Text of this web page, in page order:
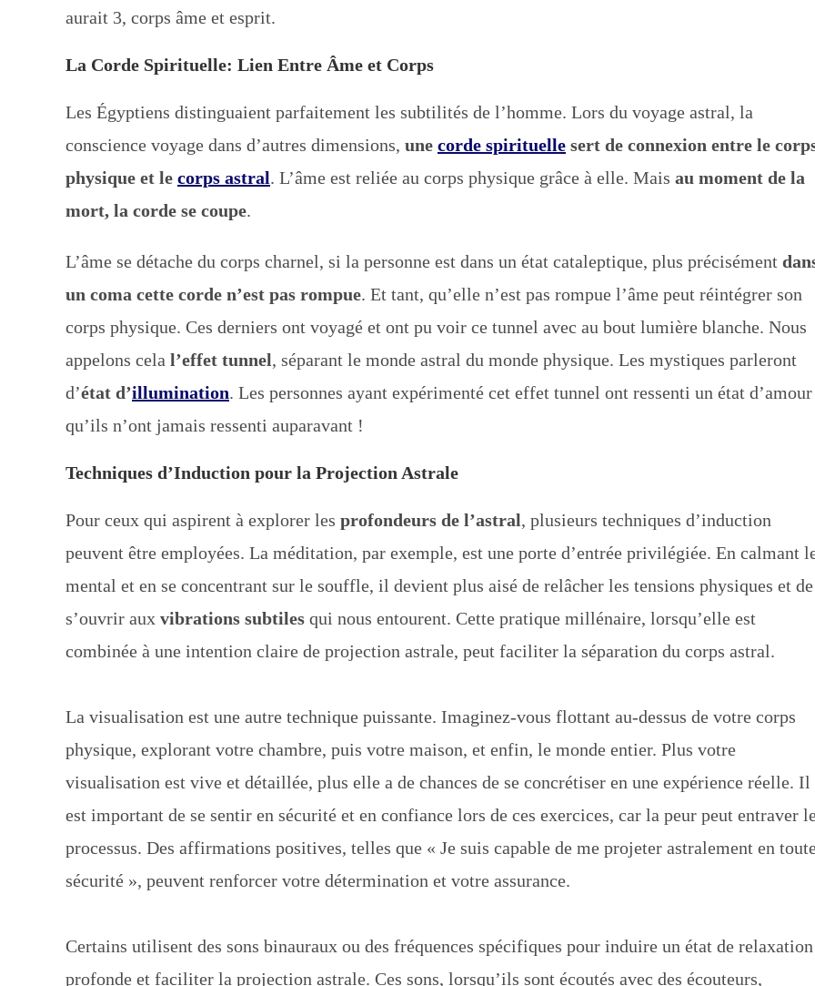
aurait 3, corps âme et esprit.
La Corde Spirituelle: Lien Entre Âme et Corps
Les Égyptiens distinguaient parfaitement les subtilités de l’homme. Lors du voyage astral, la
conscience voyage dans d’autres dimensions, une corde spirituelle sert de connexion entre le
physique et le corps astral. L’âme est reliée au corps physique grâce à elle. Mais au moment de la
mort, la corde se coupe.
L’âme se détache du corps charnel, si la personne est dans un état cataleptique, plus précisément
un coma cette corde n’est pas rompue. Et tant, qu’elle n’est pas rompue l’âme peut réintégrer son
corps physique. Ces derniers ont voyagé et ont pu voir ce tunnel avec au bout lumière blanche. Nous
appelons cela l’effet tunnel, séparant le monde astral du monde physique. Les mystiques parleront
d’état d’illumination. Les personnes ayant expérimenté cet effet tunnel ont ressenti un état d’amour
qu’ils n’ont jamais ressenti auparavant !
Techniques d’Induction pour la Projection Astrale
Pour ceux qui aspirent à explorer les profondeurs de l’astral, plusieurs techniques d’induction
peuvent être employées. La méditation, par exemple, est une porte d’entrée privilégiée. En calmant
mental et en se concentrant sur le souffle, il devient plus aisé de relâcher les tensions physiques et de
s’ouvrir aux vibrations subtiles qui nous entourent. Cette pratique millénaire, lorsqu’elle est
combinée à une intention claire de projection astrale, peut faciliter la séparation du corps astral.
La visualisation est une autre technique puissante. Imaginez-vous flottant au-dessus de votre corps
physique, explorant votre chambre, puis votre maison, et enfin, le monde entier. Plus votre
visualisation est vive et détaillée, plus elle a de chances de se concrétiser en une expérience réelle. Il
est important de se sentir en sécurité et en confiance lors de ces exercices, car la peur peut entraver
processus. Des affirmations positives, telles que « Je suis capable de me projeter astralement en
sécurité », peuvent renforcer votre détermination et votre assurance.
Certains utilisent des sons binauraux ou des fréquences spécifiques pour induire un état de relaxation
profonde et faciliter la projection astrale. Ces sons, lorsqu’ils sont écoutés avec des écouteurs,